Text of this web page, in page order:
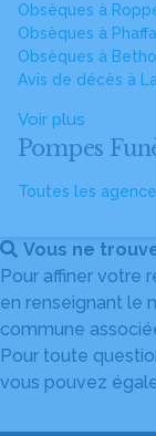
Obsèques à
Obsèques à
Obsèques à
Avis de décès à
Voir plus
Pompes
Toutes les
Vous ne
Pour affiner votre
en renseignant le
commune
Pour toute
vous pouvez